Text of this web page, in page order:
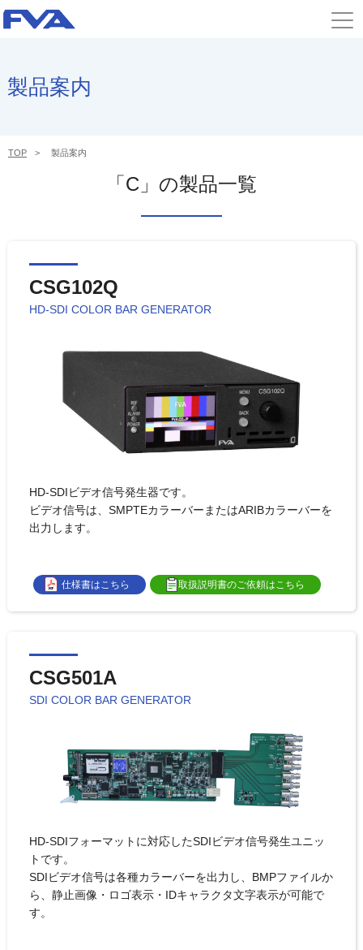
製品案内
TOP 製品案内
「C」の製品一覧
CSG102Q
HD-SDI COLOR BAR GENERATOR
HD-SDIビデオ信号発生器です。
ビデオ信号は、SMPTEカラーバーまたはARIBカラーバーを
出力します。
仕様書はこちら 取扱説明書のご依頼はこちら
CSG501A
SDI COLOR BAR GENERATOR
HD-SDIフォーマットに対応したSDIビデオ信号発生ユニッ
トです。
SDIビデオ信号は各種カラーバーを出力し、BMPファイルか
ら、静止画像・ロゴ表示・IDキャラクタ文字表示が可能で
す。